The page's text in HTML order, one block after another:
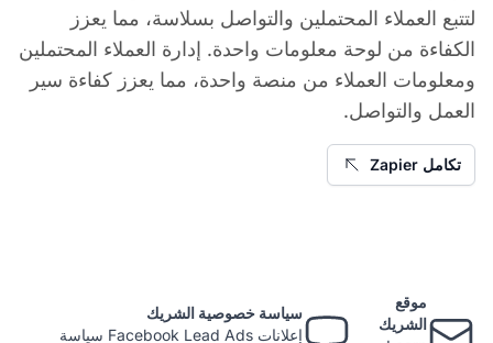
لتتبع العملاء المحتملين والتواصل بسلاسة، مما يعزز
الكفاءة من لوحة معلومات واحدة. إدارة العملاء المحتملين
ومعلومات العملاء من منصة واحدة، مما يعزز كفاءة سير
العمل والتواصل.
تكامل Zapier
موقع
الشريك
سياسة خصوصية الشريك
إعلانات Facebook Lead Ads سياسة